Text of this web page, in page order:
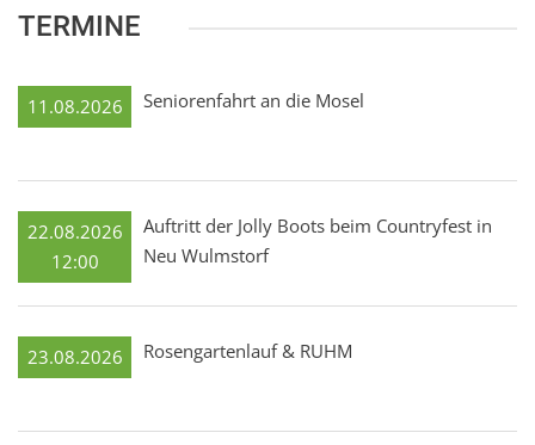
TERMINE
11.08.2026 Seniorenfahrt an die Mosel
22.08.2026
12:00
Auftritt der Jolly Boots beim Countryfest in
Neu Wulmstorf
23.08.2026 Rosengartenlauf & RUHM